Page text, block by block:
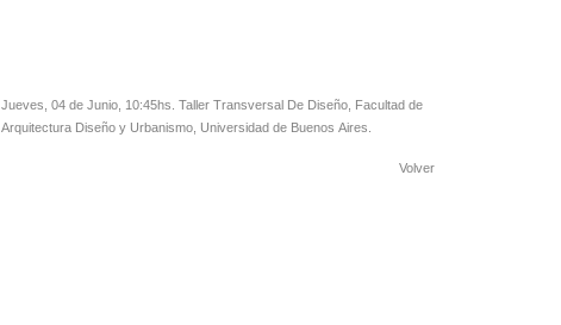
Jueves, 04 de Junio, 10:45hs. Taller Transversal De Diseño, Facultad de
Arquitectura Diseño y Urbanismo, Universidad de Buenos Aires.
Volver